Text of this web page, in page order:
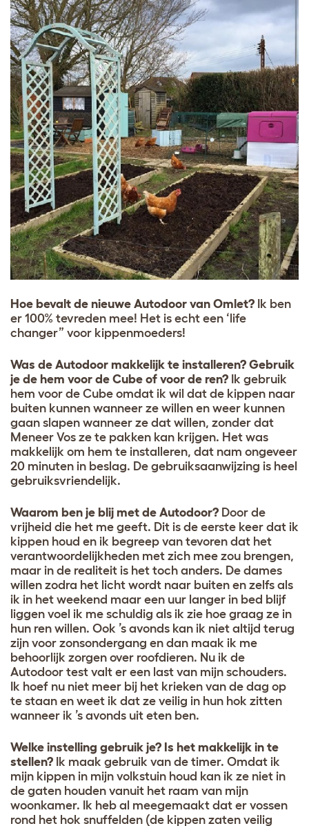
Hoe bevalt de nieuwe Autodoor van Omlet? Ik ben
er 100% tevreden mee! Het is echt een ‘life
changer” voor kippenmoeders!
Was de Autodoor makkelijk te installeren? Gebruik
je de hem voor de Cube of voor de ren? Ik gebruik
hem voor de Cube omdat ik wil dat de kippen naar
buiten kunnen wanneer ze willen en weer kunnen
gaan slapen wanneer ze dat willen, zonder dat
Meneer Vos ze te pakken kan krijgen. Het was
makkelijk om hem te installeren, dat nam ongeveer
20 minuten in beslag. De gebruiksaanwijzing is heel
gebruiksvriendelijk.
Waarom ben je blij met de Autodoor? Door de
vrijheid die het me geeft. Dit is de eerste keer dat ik
kippen houd en ik begreep van tevoren dat het
verantwoordelijkheden met zich mee zou brengen,
maar in de realiteit is het toch anders. De dames
willen zodra het licht wordt naar buiten en zelfs als
ik in het weekend maar een uur langer in bed blijf
liggen voel ik me schuldig als ik zie hoe graag ze in
hun ren willen. Ook ’s avonds kan ik niet altijd terug
zijn voor zonsondergang en dan maak ik me
behoorlijk zorgen over roofdieren. Nu ik de
Autodoor test valt er een last van mijn schouders.
Ik hoef nu niet meer bij het krieken van de dag op
te staan en weet ik dat ze veilig in hun hok zitten
wanneer ik ’s avonds uit eten ben.
Welke instelling gebruik je? Is het makkelijk in te
stellen? Ik maak gebruik van de timer. Omdat ik
mijn kippen in mijn volkstuin houd kan ik ze niet in
de gaten houden vanuit het raam van mijn
woonkamer. Ik heb al meegemaakt dat er vossen
rond het hok snuffelden (de kippen zaten veilig